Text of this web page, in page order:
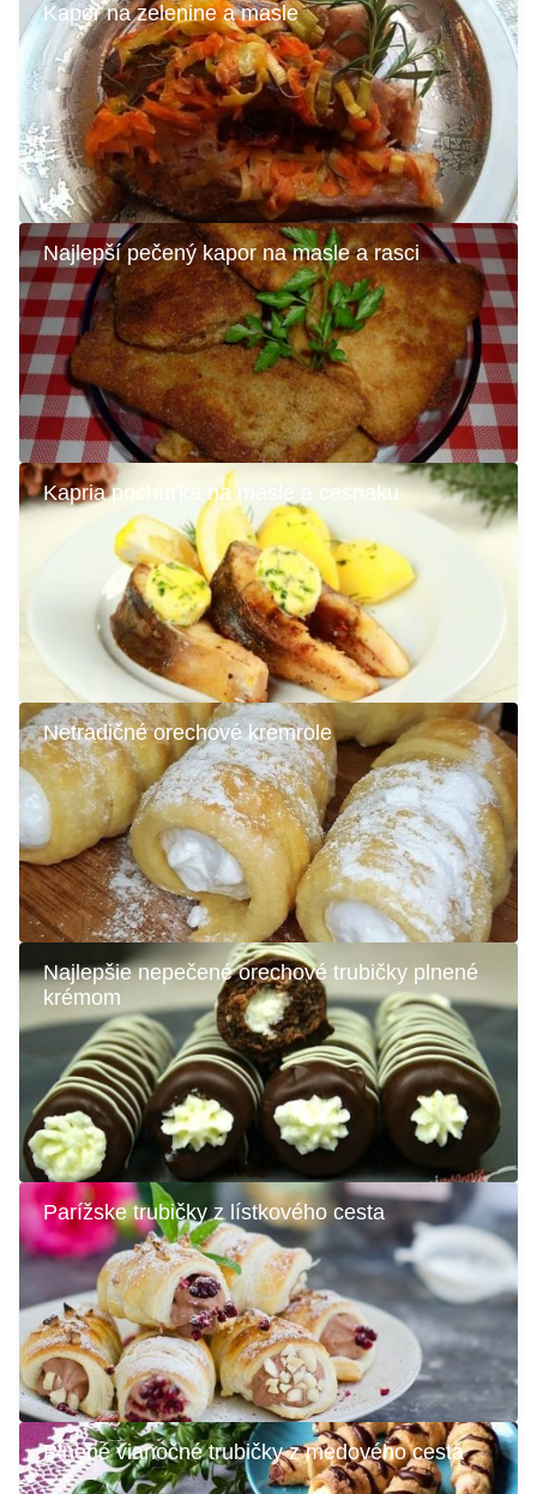
Kapor na zelenine a masle
Najlepší pečený kapor na masle a rasci
Kapria pochúťka na masle a cesnaku
Netradičné orechové kremrole
Najlepšie nepečené orechové trubičky plnené
krémom
Parížske trubičky z lístkového cesta
Plnené vianočné trubičky z medového cesta